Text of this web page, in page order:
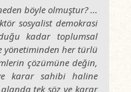
böyle olmuştur? ...
sosyalist demokrasi
kadar toplumsal
yönetiminden her türlü
çözümüne değin,
karar sahibi haline
tek söz ve karar